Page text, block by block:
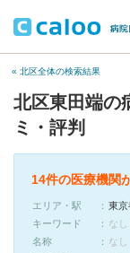
« 北区全体の検索結果
北区東田端の
ミ・評判
14件の医療機関
エリア・駅
東京
キーワード
な
名称
なし